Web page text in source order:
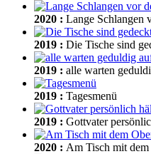
2020 : Lange Schlangen
2019 : Die Tische sind
2019 : alle warten
2019 : Tagesmenü
2019 : Gottvater
2020 : Am Tisch mit